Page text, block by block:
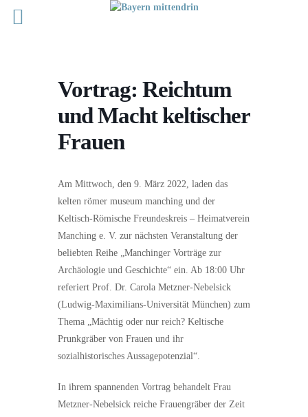
Vortrag: Reichtum
und Macht keltischer
Frauen
Am Mittwoch, den 9. März 2022, laden das
kelten römer museum manching und der
Keltisch-Römische Freundeskreis – Heimatverein
Manching e. V. zur nächsten Veranstaltung der
beliebten Reihe „Manchinger Vorträge zur
Archäologie und Geschichte“ ein. Ab 18:00 Uhr
referiert Prof. Dr. Carola Metzner-Nebelsick
(Ludwig-Maximilians-Universität München) zum
Thema „Mächtig oder nur reich? Keltische
Prunkgräber von Frauen und ihr
sozialhistorisches Aussagepotenzial“.
In ihrem spannenden Vortrag behandelt Frau
Metzner-Nebelsick reiche Frauengräber der Zeit